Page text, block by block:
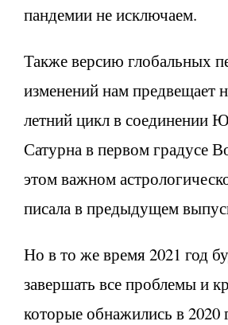
пандемии не исключаем.
Также версию глобальных
изменений нам предвещает
летний цикл в соединении
Сатурна в первом градусе
этом важном
писала в предыдущем
Но в то же время 2021 год
завершать все проблемы и
которые обнажились в 2020